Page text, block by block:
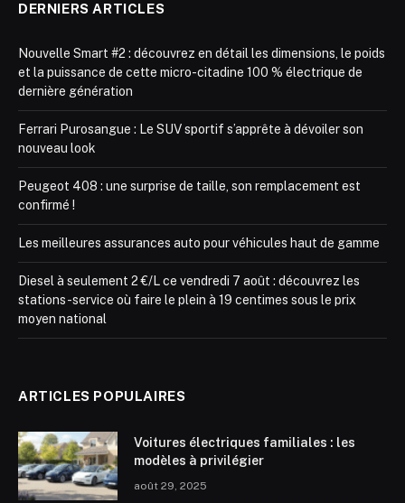
DERNIERS ARTICLES
Nouvelle Smart #2 : découvrez en détail les dimensions, le poids
et la puissance de cette micro-citadine 100 % électrique de
dernière génération
Ferrari Purosangue : Le SUV sportif s’apprête à dévoiler son
nouveau look
Peugeot 408 : une surprise de taille, son remplacement est
confirmé !
Les meilleures assurances auto pour véhicules haut de gamme
Diesel à seulement 2 €/L ce vendredi 7 août : découvrez les
stations-service où faire le plein à 19 centimes sous le prix
moyen national
ARTICLES POPULAIRES
Voitures électriques familiales : les
modèles à privilégier
août 29, 2025